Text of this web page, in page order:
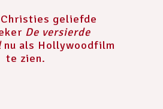
geliefde
De versierde
nu als Hollywoodfilm
te zien.